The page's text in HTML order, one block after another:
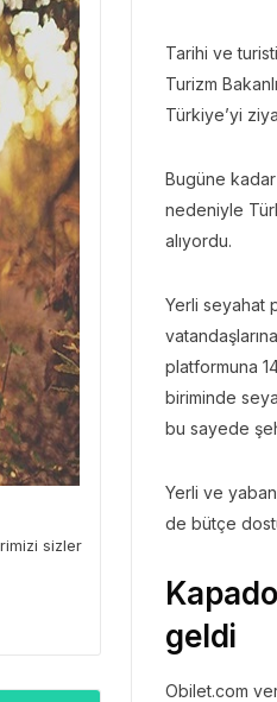
Tarihi ve
Turizm
Türkiye’yi
Bugüne
nedeniyle
alıyordu.
Yerli seyahat
platformuna
biriminde
bu sayede
Yerli ve
de bütçe
geldi
Obilet.com
sizler